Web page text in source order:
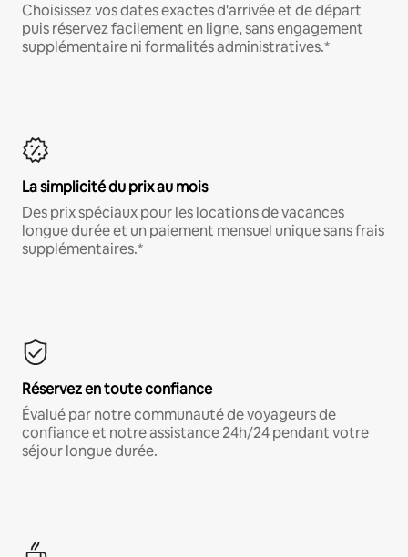
Choisissez vos dates exactes d'arrivée et de départ
puis réservez facilement en ligne, sans engagement
supplémentaire ni formalités administratives.*
La simplicité du prix au mois
Des prix spéciaux pour les locations de vacances
longue durée et un paiement mensuel unique sans frais
supplémentaires.*
Réservez en toute confiance
Évalué par notre communauté de voyageurs de
confiance et notre assistance 24h/24 pendant votre
séjour longue durée.